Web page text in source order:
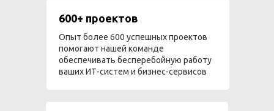
600+ проектов
Опыт более 600 успешных проектов
помогают нашей команде
обеспечивать бесперебойную работу
ваших ИТ-систем и бизнес-сервисов